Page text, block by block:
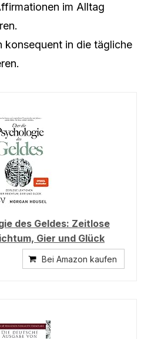
im Alltag
konsequent in die tägliche
des Geldes: Zeitlose
Gier und Glück
Bei Amazon kaufen